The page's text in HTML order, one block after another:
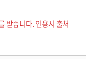
받습니다. 인용시 출처